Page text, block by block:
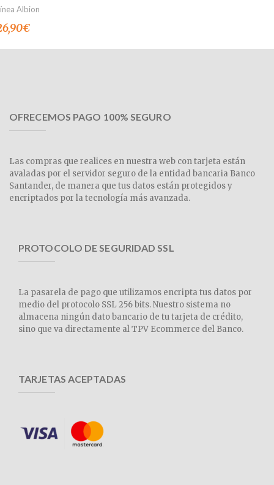
Albion
€
OFRECEMOS PAGO 100% SEGURO
Las compras que realices en nuestra web con tarjeta están
avaladas por el servidor seguro de la entidad bancaria Banco
Santander, de manera que tus datos están protegidos y
encriptados por la tecnología más avanzada.
PROTOCOLO DE SEGURIDAD SSL
La pasarela de pago que utilizamos encripta tus datos por
medio del protocolo SSL 256 bits. Nuestro sistema no
almacena ningún dato bancario de tu tarjeta de crédito,
sino que va directamente al TPV Ecommerce del Banco.
TARJETAS ACEPTADAS